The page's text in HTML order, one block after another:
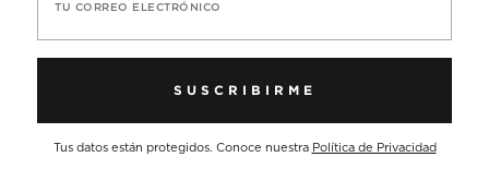
TU CORREO ELECTRÓNICO
SUSCRIBIRME
Tus datos están protegidos. Conoce nuestra Política de Privacidad